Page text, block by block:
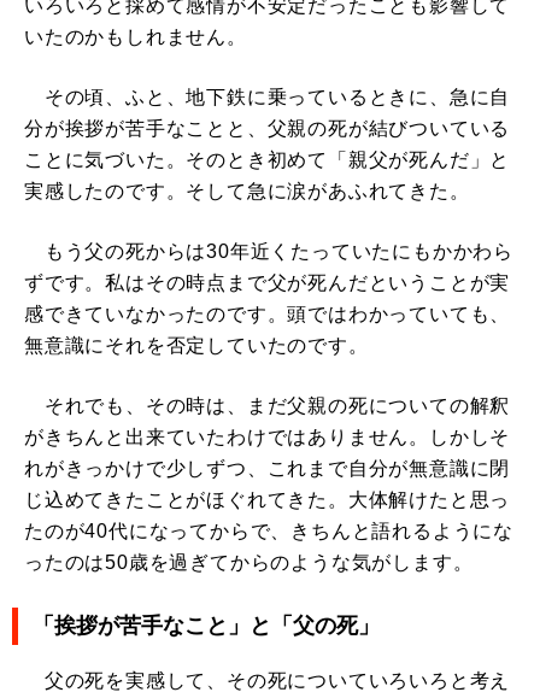
いろいろと採めて感情が不安定だったことも影響して
いたのかもしれません。
その頃、ふと、地下鉄に乗っているときに、急に自
分が挨拶が苦手なことと、父親の死が結びついている
ことに気づいた。そのとき初めて「親父が死んだ」と
実感したのです。そして急に涙があふれてきた。
もう父の死からは30年近くたっていたにもかかわら
ずです。私はその時点まで父が死んだということが実
感できていなかったのです。頭ではわかっていても、
無意識にそれを否定していたのです。
それでも、その時は、まだ父親の死についての解釈
がきちんと出来ていたわけではありません。しかしそ
れがきっかけで少しずつ、これまで自分が無意識に閉
じ込めてきたことがほぐれてきた。大体解けたと思っ
たのが40代になってからで、きちんと語れるようにな
ったのは50歳を過ぎてからのような気がします。
「挨拶が苦手なこと」と「父の死」
父の死を実感して、その死についていろいろと考え